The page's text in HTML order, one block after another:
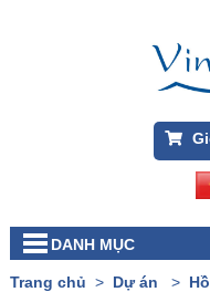
DANH MỤC
Trang chủ > Dự án >